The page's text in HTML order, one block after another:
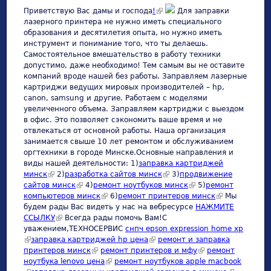
Приветствую Вас дамы и господа! (link is external)
Для заправки
лазерного принтера не нужно иметь специального
образования и десятилетия опыта, но нужно иметь
инструмент и понимание того, что ты делаешь.
Самостоятельное вмешательство в работу техники
допустимо, даже необходимо! Тем самым вы не оставите
компаний вроде нашей без работы. Заправляем лазерные
картриджи ведущих мировых производителей – hp,
canon, samsung и другие. Работаем с моделями
увеличенного объема. Заправляем картриджи с выездом
в офис. Это позволяет сэкономить ваше время и не
отвлекаться от основной работы. Наша организация
занимается свыше 10 лет ремонтом и обслуживанием
оргтехники в городе Минске.Основные направления и
виды нашей деятельности: 1)заправка картриджей
минск(link is external)
2)разработка сайтов минск(link is external)
3)продвижение
сайтов минск(link is external)
4)ремонт ноутбуков минск(link is external)
5)ремонт
компьютеров минск(link is external)
6)ремонт принтеров минск(link is
external)
Мы
будем рады Вас видеть у нас на вебресурсе НАЖМИТЕ
ССЫЛКУ(link is external)
Всегда рады помочь Вам!С
уважением,ТЕХНОСЕРВИC снпч epson expression home xp
(link is external)
заправка картриджей hp цена(link is external)
ремонт и заправка
принтеров минск(link is external)
ремонт принтеров и мфу(link is external)
ремонт
ноутбука lenovo цена(link is external)
ремонт ноутбуков apple macbook